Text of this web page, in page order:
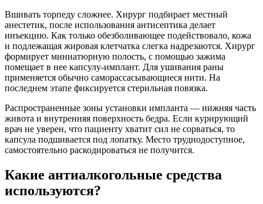
Вшивать торпеду сложнее. Хирург подбирает местный
анестетик, после использования антисептика делает
инъекцию. Как только обезболивающее подействовало, кожа
и подлежащая жировая клетчатка слегка надрезаются. Хирург
формирует миниатюрную полость, с помощью зажима
помещает в нее капсулу-имплант. Для ушивания раны
применяется обычно саморассасывающиеся нити. На
последнем этапе фиксируется стерильная повязка.
Распространенные зоны установки импланта — нижняя часть
живота и внутренняя поверхность бедра. Если курирующий
врач не уверен, что пациенту хватит сил не сорваться, то
капсула подшивается под лопатку. Место труднодоступное,
самостоятельно раскодироваться не получится.
Какие антиалкогольные средства
используются?